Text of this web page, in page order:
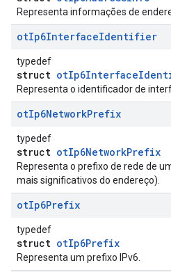
Representa informações de
otIp6InterfaceIdentifier
typedef
struct
Representa o identificador de
otIp6NetworkPrefix
typedef
struct otIp6NetworkPrefix
Representa o prefixo de rede de
mais significativos do endereço).
otIp6Prefix
typedef
struct otIp6Prefix
Representa um prefixo IPv6.